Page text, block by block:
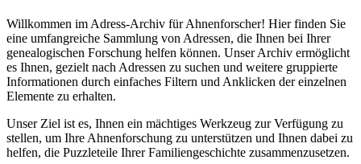
Willkommen im Adress-Archiv für Ahnenforscher! Hier finden Sie
eine umfangreiche Sammlung von Adressen, die Ihnen bei Ihrer
genealogischen Forschung helfen können. Unser Archiv ermöglicht
es Ihnen, gezielt nach Adressen zu suchen und weitere gruppierte
Informationen durch einfaches Filtern und Anklicken der einzelnen
Elemente zu erhalten.
Unser Ziel ist es, Ihnen ein mächtiges Werkzeug zur Verfügung zu
stellen, um Ihre Ahnenforschung zu unterstützen und Ihnen dabei zu
helfen, die Puzzleteile Ihrer Familiengeschichte zusammenzusetzen.